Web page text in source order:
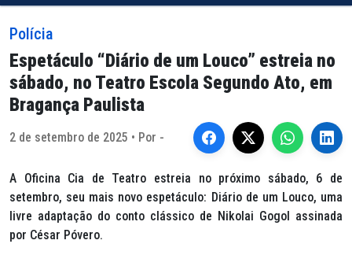
Polícia
Espetáculo “Diário de um Louco” estreia no
sábado, no Teatro Escola Segundo Ato, em
Bragança Paulista
2 de setembro de 2025 • Por -
A Oficina Cia de Teatro estreia no próximo sábado, 6 de
setembro, seu mais novo espetáculo: Diário de um Louco, uma
livre adaptação do conto clássico de Nikolai Gogol assinada
por César Póvero.